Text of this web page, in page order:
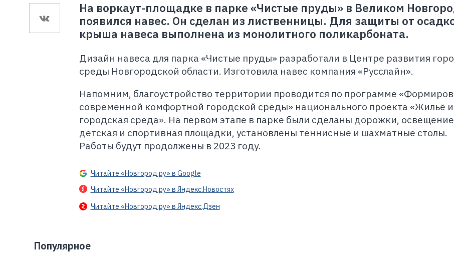
На воркаут-площадке в парке «Чистые пруды» в Великом
появился навес. Он сделан из лиственницы. Для защиты от
крыша навеса выполнена из монолитного поликарбоната.
Дизайн навеса для парка «Чистые пруды» разработали в Центре развития
среды Новгородской области. Изготовила навес компания «Русслайн».
Напомним, благоустройство территории проводится по программе
современной комфортной городской среды» национального проекта «Жильё и
городская среда». На первом этапе в парке были сделаны дорожки,
детская и спортивная площадки, установлены теннисные и шахматные столы.
Работы будут продолжены в 2023 году.
Читайте «Новгород.ру» в Google
Читайте «Новгород.ру» в Яндекс.Новостях
Читайте «Новгород.ру» в Яндекс.Дзен
Популярное